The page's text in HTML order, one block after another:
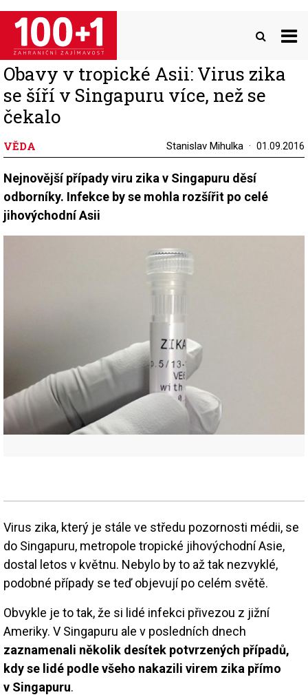
Přejít
hlavnímu
obsahu
Obavy v tropické Asii: Virus zika
se šíří v Singapuru více, než se
čekalo
VĚDA Stanislav Mihulka 01.09.2016
Nejnovější případy viru zika v Singapuru děsí
odborníky. Infekce by se mohla rozšířit po celé
jihovýchodní Asii
Virus zika, který je stále ve středu pozornosti médii, se
do Singapuru, metropole tropické jihovýchodní Asie,
dostal letos v květnu. Nebylo by to až tak nezvyklé,
podobné případy se teď objevují po celém světě.
Obvykle je to tak, že si lidé infekci přivezou z jižní
Ameriky. V Singapuru ale v posledních dnech
zaznamenali několik desítek potvrzených případů,
kdy se lidé podle všeho nakazili virem zika přímo
v Singapuru.